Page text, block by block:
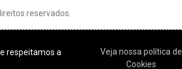
reservados.
respeitamos a
Veja nossa política de
Cookies